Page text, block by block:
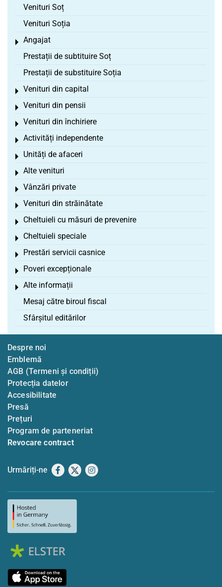
Venituri Soț
Venituri Soția
Angajat
Toggle menu
Prestații de subtituire Soț
Prestații de substituire Soția
Venituri din capital
Toggle menu
Venituri din pensii
Toggle menu
Venituri din închiriere
Toggle menu
Activități independente
Toggle menu
Unități de afaceri
Toggle menu
Alte venituri
Toggle menu
Vânzări private
Toggle menu
Venituri din străinătate
Toggle menu
Cheltuieli cu măsuri de prevenire
Toggle menu
Cheltuieli speciale
Toggle menu
Prestări servicii casnice
Toggle menu
Poveri excepționale
Toggle menu
Alte informații
Toggle menu
Mesaj către biroul fiscal
Sfârșitul editărilor
Despre noi
Emblemă
AGB (Termeni și condiții)
Protecția datelor
Accesibilitate
Presă
Prețuri
Program de parteneriat
Revocare contract
Urmăriți-ne Facebook
X Instagram